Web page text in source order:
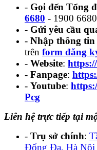
- Gọi đến Tổng
6680 - 1900 6680
- Gửi yêu cầu
- Nhập thông tin
trên form đăng
- Website:
- Fanpage:
- Youtube:
Pcg
Liên hệ trực tiếp tại
- Trụ sở chính:
Đống Đa, Hà Nội